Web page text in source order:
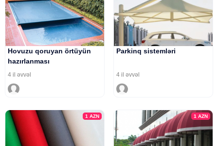
Hovuzu qoruyan örtüyün
hazırlanması
4 il əvvəl
Parkinq sistemləri
4 il əvvəl
1AZN 1 AZN